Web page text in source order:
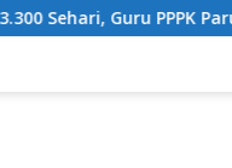
Guru PPPK Paruh